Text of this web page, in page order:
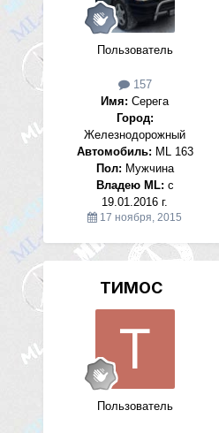
Пользователь
157
Имя: Серега
Город:
Железнодорожный
Автомобиль: ML 163
Пол: Мужчина
Владею ML: с
19.01.2016 г.
17 ноября, 2015
ТИМОС
Пользователь